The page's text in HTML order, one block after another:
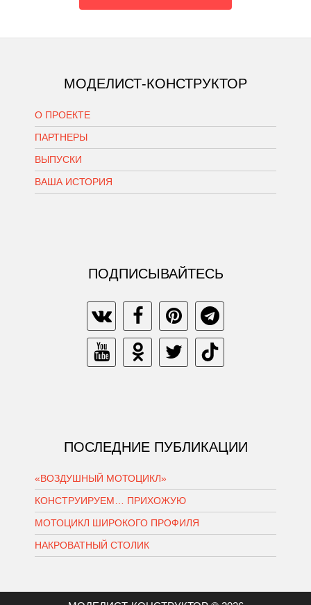
МОДЕЛИСТ-КОНСТРУКТОР
О ПРОЕКТЕ
ПАРТНЕРЫ
ВЫПУСКИ
ВАША ИСТОРИЯ
ПОДПИСЫВАЙТЕСЬ
ПОСЛЕДНИЕ ПУБЛИКАЦИИ
«ВОЗДУШНЫЙ МОТОЦИКЛ»
КОНСТРУИРУЕМ… ПРИХОЖУЮ
МОТОЦИКЛ ШИРОКОГО ПРОФИЛЯ
НАКРОВАТНЫЙ СТОЛИК